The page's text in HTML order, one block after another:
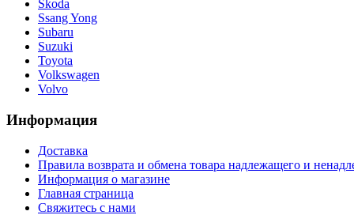
Skoda
Ssang Yong
Subaru
Suzuki
Toyota
Volkswagen
Volvo
Информация
Доставка
Правила возврата и обмена товара надлежащего и
Информация о магазине
Главная страница
Свяжитесь с нами